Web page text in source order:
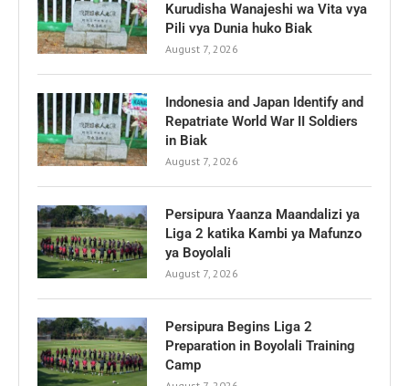
Kurudisha Wanajeshi wa Vita vya
Pili vya Dunia huko Biak
August 7, 2026
Indonesia and Japan Identify and
Repatriate World War II Soldiers
in Biak
August 7, 2026
Persipura Yaanza Maandalizi ya
Liga 2 katika Kambi ya Mafunzo
ya Boyolali
August 7, 2026
Persipura Begins Liga 2
Preparation in Boyolali Training
Camp